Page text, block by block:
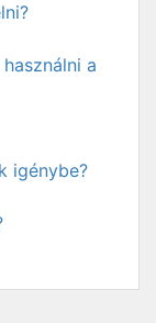
a
igénybe?